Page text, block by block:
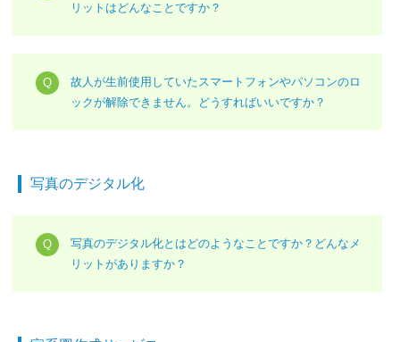
リットはどんなことですか？
故人が生前使用していたスマートフォンやパソコンのロ
ックが解除できません。どうすればいいですか？
写真のデジタル化
写真のデジタル化とはどのようなことですか？どんなメ
リットがありますか？